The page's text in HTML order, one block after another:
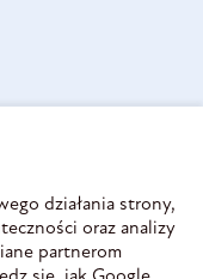
działania strony,
oraz analizy
partnerom